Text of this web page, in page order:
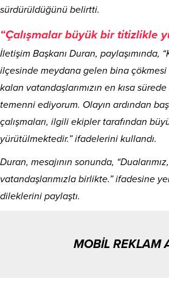
sürdürüldüğünü belirtti.
“Çalışmalar büyük bir titizlikle
İletişim Başkanı Duran, paylaşımında,
ilçesinde meydana gelen bina
kalan vatandaşlarımızın en kısa
temenni ediyorum. Olayın ardından
çalışmaları, ilgili ekipler tarafından
yürütülmektedir.” ifadelerini kullandı.
Duran, mesajının sonunda,
vatandaşlarımızla birlikte.” ifadesine
dileklerini paylaştı.
MOBİL REKLAM